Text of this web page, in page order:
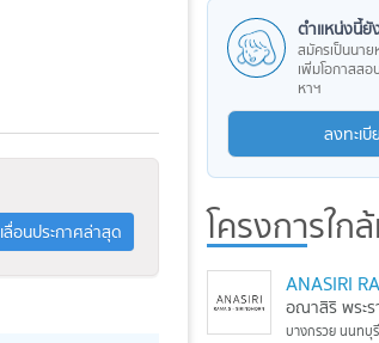
เลื่อนประกาศล่าสุด
ตำแหน่งนี้ยั
สมัครเป็นนาย
เพิ่มโอกาสส
หาฯ
ลงทะเ
โครงการใก
ANASIRI
อณาสิริ พระ
บางกรวย นนทบุรี